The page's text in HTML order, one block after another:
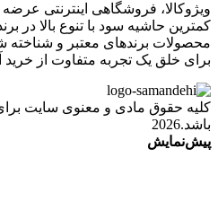
ویژوکالا، فروشگاهی اینترنتی
کمترین حاشیه سود با تنوع بالا در
محصولات برندهای معتبر و شناخته
برای خلق یک تجربه متفاوت از خرید
کلیه حقوق مادی و معنوی سایت
باشد.2026
پیش‌نمایش